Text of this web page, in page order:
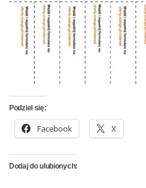
Podziel się:
Facebook X
Dodaj do ulubionych: